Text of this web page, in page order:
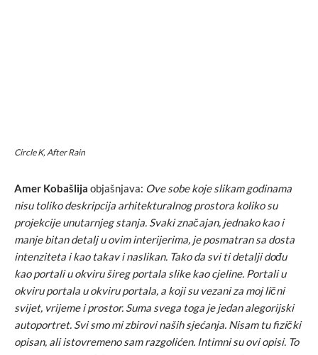
Circle K, After Rain
Amer Kobašlija objašnjava: Ove sobe koje slikam godinama
nisu toliko deskripcija arhitekturalnog prostora koliko su
projekcije unutarnjeg stanja. Svaki značajan, jednako kao i
manje bitan detalj u ovim interijerima, je posmatran sa dosta
intenziteta i kao takav i naslikan. Tako da svi ti detalji dođu
kao portali u okvirušireg portala slike kao cjeline. Portali u
okviru portala u okviru portala, a koji su vezani za moj lični
svijet, vrijeme i prostor. Suma svega toga je jedan alegorijski
autoportret. Svi smo mi zbirovi naših sjećanja. Nisam tu fizički
opisan, ali istovremeno sam razgolićen. Intimni su ovi opisi. To